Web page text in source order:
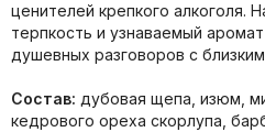
ценителей крепкого алкоголя.
терпкость и узнаваемый
душевных разговоров с
Состав: дубовая щепа, изюм,
кедрового ореха скорлупа,